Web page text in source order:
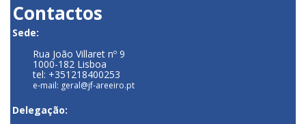
Contactos
Sede:
Rua João Villaret nº 9
1000-182 Lisboa
tel: +351218400253
e-mail: geral@jf-areeiro.pt
Delegação: